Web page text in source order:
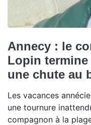
Annecy : le
Lopin termine
une chute au
Les vacances
une tournure
compagnon à la